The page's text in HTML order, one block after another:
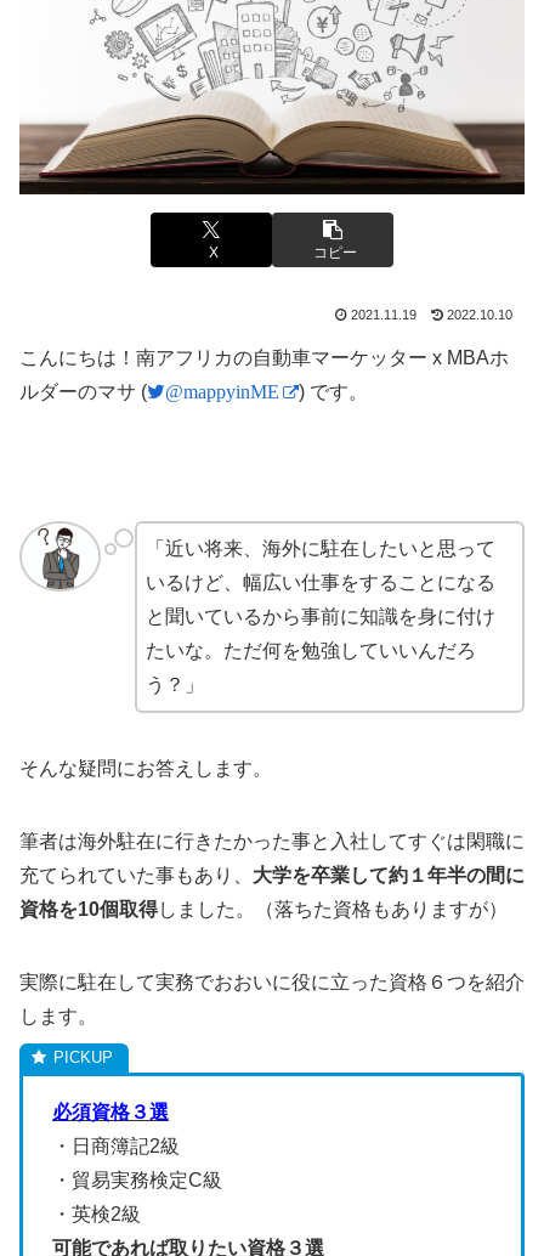
X コピー
2021.11.19 2022.10.10
こんにちは！南アフリカの自動車マーケッター x MBAホ
ルダーのマサ (
@mappyinME ) です。
「近い将来、海外に駐在したいと思って
いるけど、幅広い仕事をすることになる
と聞いているから事前に知識を身に付け
たいな。ただ何を勉強していいんだろ
う？」
そんな疑問にお答えします。
筆者は海外駐在に行きたかった事と入社してすぐは閑職に
充てられていた事もあり、 大学を卒業して約１年半の間に
資格を10個取得しました。（落ちた資格もありますが）
実際に駐在して実務でおおいに役に立った資格６つを紹介
します。
必須資格３選
・日商簿記2級
・貿易実務検定C級
・英検2級
可能であれば取りたい資格３選